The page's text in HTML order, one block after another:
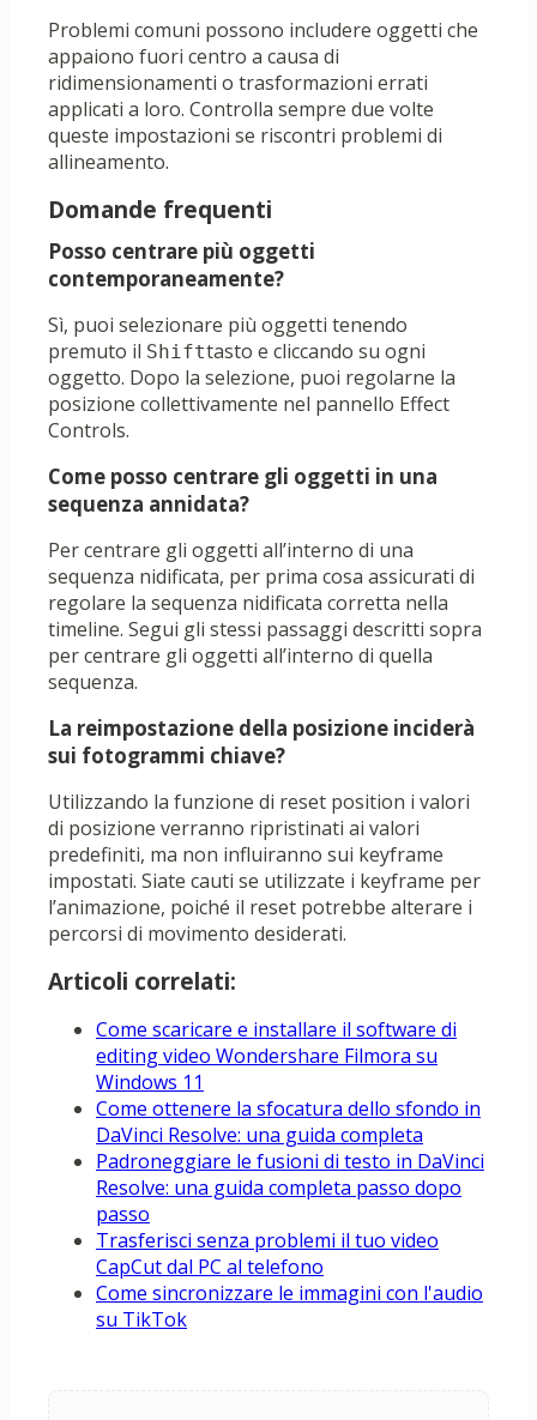
Problemi comuni possono includere oggetti che
appaiono fuori centro a causa di
ridimensionamenti o trasformazioni errati
applicati a loro. Controlla sempre due volte
queste impostazioni se riscontri problemi di
allineamento.
Domande frequenti
Posso centrare più oggetti
contemporaneamente?
Sì, puoi selezionare più oggetti tenendo
premuto il Shifttasto e cliccando su ogni
oggetto. Dopo la selezione, puoi regolarne la
posizione collettivamente nel pannello Effect
Controls.
Come posso centrare gli oggetti in una
sequenza annidata?
Per centrare gli oggetti all’interno di una
sequenza nidificata, per prima cosa assicurati di
regolare la sequenza nidificata corretta nella
timeline. Segui gli stessi passaggi descritti sopra
per centrare gli oggetti all’interno di quella
sequenza.
La reimpostazione della posizione inciderà
sui fotogrammi chiave?
Utilizzando la funzione di reset position i valori
di posizione verranno ripristinati ai valori
predefiniti, ma non influiranno sui keyframe
impostati. Siate cauti se utilizzate i keyframe per
l’animazione, poiché il reset potrebbe alterare i
percorsi di movimento desiderati.
Articoli correlati:
Come scaricare e installare il software di
editing video Wondershare Filmora su
Windows 11
Come ottenere la sfocatura dello sfondo in
DaVinci Resolve: una guida completa
Padroneggiare le fusioni di testo in DaVinci
Resolve: una guida completa passo dopo
passo
Trasferisci senza problemi il tuo video
CapCut dal PC al telefono
Come sincronizzare le immagini con l'audio
su TikTok